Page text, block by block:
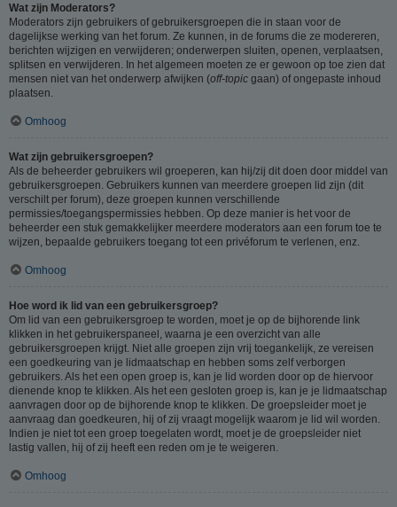
Wat zijn Moderators?
Moderators zijn gebruikers of gebruikersgroepen die in staan voor de
dagelijkse werking van het forum. Ze kunnen, in de forums die ze modereren,
berichten wijzigen en verwijderen; onderwerpen sluiten, openen, verplaatsen,
splitsen en verwijderen. In het algemeen moeten ze er gewoon op toe zien dat
mensen niet van het onderwerp afwijken (off-topic gaan) of ongepaste inhoud
plaatsen.
Omhoog
Wat zijn gebruikersgroepen?
Als de beheerder gebruikers wil groeperen, kan hij/zij dit doen door middel van
gebruikersgroepen. Gebruikers kunnen van meerdere groepen lid zijn (dit
verschilt per forum), deze groepen kunnen verschillende
permissies/toegangspermissies hebben. Op deze manier is het voor de
beheerder een stuk gemakkelijker meerdere moderators aan een forum toe te
wijzen, bepaalde gebruikers toegang tot een privéforum te verlenen, enz.
Omhoog
Hoe word ik lid van een gebruikersgroep?
Om lid van een gebruikersgroep te worden, moet je op de bijhorende link
klikken in het gebruikerspaneel, waarna je een overzicht van alle
gebruikersgroepen krijgt. Niet alle groepen zijn vrij toegankelijk, ze vereisen
een goedkeuring van je lidmaatschap en hebben soms zelf verborgen
gebruikers. Als het een open groep is, kan je lid worden door op de hiervoor
dienende knop te klikken. Als het een gesloten groep is, kan je je lidmaatschap
aanvragen door op de bijhorende knop te klikken. De groepsleider moet je
aanvraag dan goedkeuren, hij of zij vraagt mogelijk waarom je lid wil worden.
Indien je niet tot een groep toegelaten wordt, moet je de groepsleider niet
lastig vallen, hij of zij heeft een reden om je te weigeren.
Omhoog